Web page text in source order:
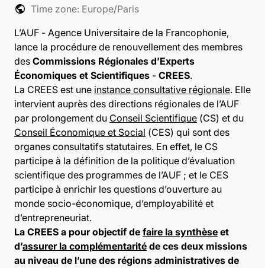
public Time zone: Europe/Paris
L’AUF - Agence Universitaire de la Francophonie,
lance la procédure de renouvellement des membres
des Commissions Régionales d’Experts
Économiques et Scientifiques - CREES.
La CREES est une instance consultative régionale. Elle
intervient auprès des directions régionales de l’AUF
par prolongement du Conseil Scientifique (CS) et du
Conseil Économique et Social (CES) qui sont des
organes consultatifs statutaires. En effet, le CS
participe à la définition de la politique d’évaluation
scientifique des programmes de l’AUF ; et le CES
participe à enrichir les questions d’ouverture au
monde socio-économique, d’employabilité et
d’entrepreneuriat.
La CREES a pour objectif de faire la synthèse et
d’assurer la complémentarité de ces deux missions
au niveau de l’une des régions administratives de